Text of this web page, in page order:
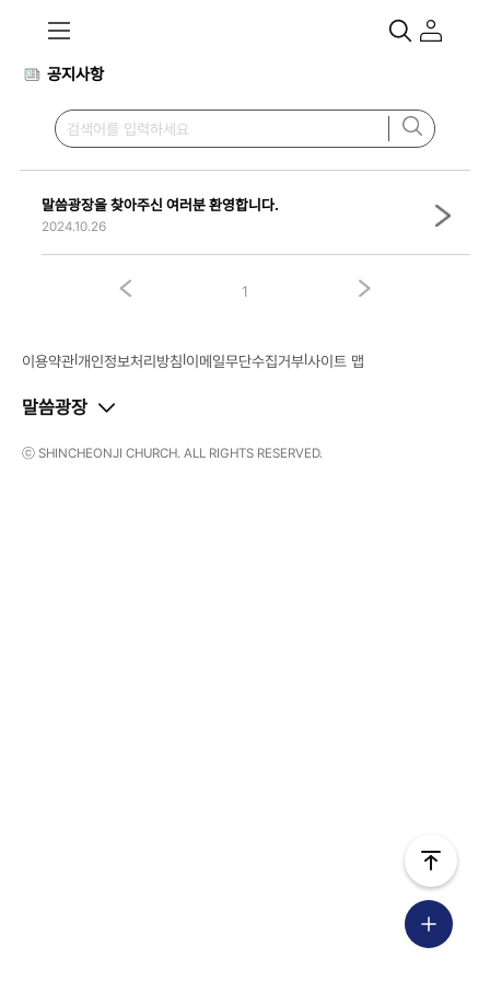
공지사항
말씀광장을 찾아주신 여러분 환영합니다.
2024.10.26
1
이용약관개인정보처리방침 이메일무단수집거부사이트 맵
말씀광장
ⓒ SHINCHEONJI CHURCH. ALL RIGHTS RESERVED.